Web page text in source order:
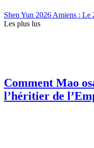
Shen Yun 2026 Amiens : Le
Les plus lus
Comment Mao
l’héritier de